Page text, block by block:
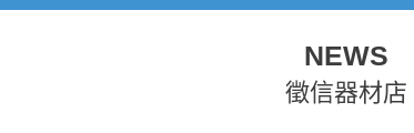
NEWS
徵信器材店